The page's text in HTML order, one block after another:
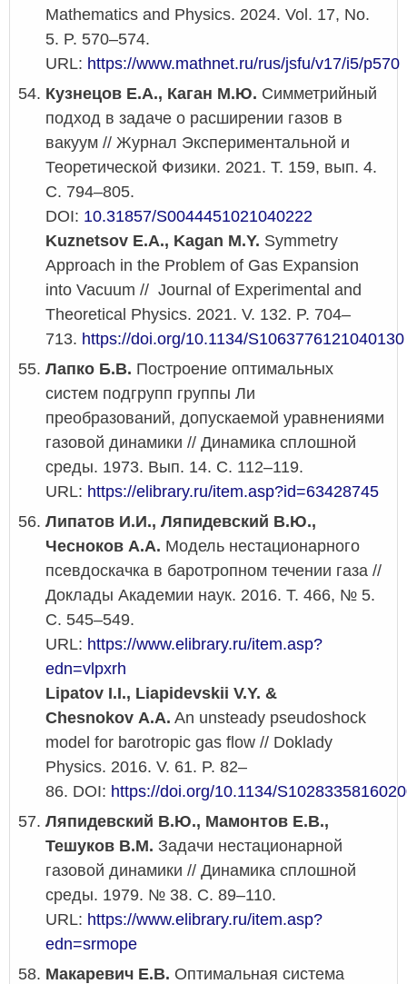
Mathematics and Physics. 2024. Vol. 17, No.
5. P. 570–574.
URL: https://www.mathnet.ru/rus/jsfu/v17/i5/p570
Кузнецов Е.А., Каган М.Ю. Симметрийный
подход в задаче о расширении газов в
вакуум // Журнал Экспериментальной и
Теоретической Физики. 2021. Т. 159, вып. 4.
С. 794–805.
DOI: 10.31857/S0044451021040222
Kuznetsov E.A., Kagan M.Y. Symmetry
Approach in the Problem of Gas Expansion
into Vacuum // Journal of Experimental and
Theoretical Physics. 2021. V. 132. P. 704–
713. https://doi.org/10.1134/S1063776121040130
Лапко Б.В. Построение оптимальных
систем подгрупп группы Ли
преобразований, допускаемой уравнениями
газовой динамики // Динамика сплошной
среды. 1973. Вып. 14. С. 112–119.
URL: https://elibrary.ru/item.asp?id=63428745
Липатов И.И., Ляпидевский В.Ю.,
Чесноков А.А. Модель нестационарного
псевдоскачка в баротропном течении газа //
Доклады Академии наук. 2016. Т. 466, № 5.
С. 545–549.
URL: https://www.elibrary.ru/item.asp?
edn=vlpxrh
Lipatov I.I., Liapidevskii V.Y. &
Chesnokov A.A. An unsteady pseudoshock
model for barotropic gas flow // Doklady
Physics. 2016. V. 61. P. 82–
86. DOI: https://doi.org/10.1134/
Ляпидевский В.Ю., Мамонтов Е.В.,
Тешуков В.М. Задачи нестационарной
газовой динамики // Динамика сплошной
среды. 1979. № 38. С. 89–110.
URL: https://www.elibrary.ru/item.asp?
edn=srmope
Макаревич Е.В. Оптимальная система